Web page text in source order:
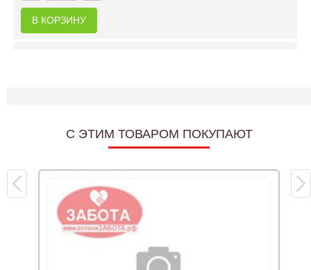
В КОРЗИНУ
C ЭТИМ ТОВАРОМ ПОКУПАЮТ